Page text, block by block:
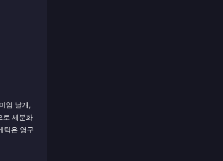
엄 날개,
로 세분화
틱은 영구